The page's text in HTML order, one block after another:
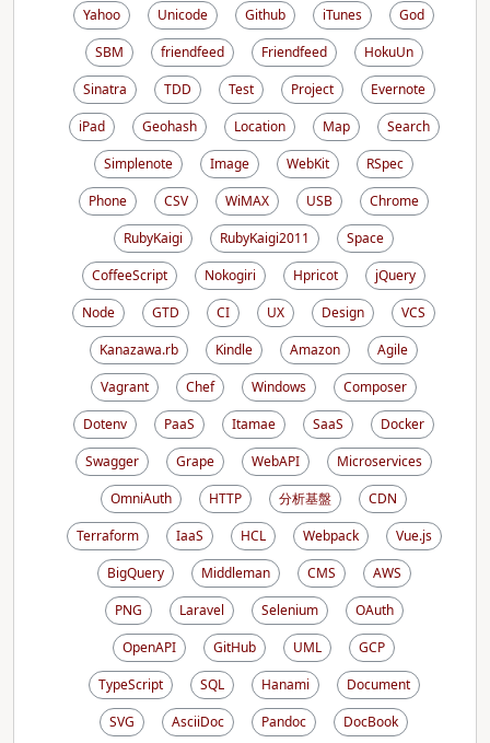
Yahoo
Unicode Github iTunes
God
SBM
friendfeed Friendfeed
HokuUn
Sinatra
TDD Test Project
Evernote
iPad
Geohash Location Map
Search
Simplenote
Image WebKit
RSpec
Phone
CSV WiMAX USB
Chrome
RubyKaigi
RubyKaigi2011
Space
CoffeeScript
Nokogiri Hpricot
jQuery
Node
GTD CI UX Design
VCS
Kanazawa.rb
Kindle Amazon
Agile
Vagrant
Chef Windows
Composer
Dotenv
PaaS Itamae SaaS
Docker
Swagger
Grape WebAPI
Microservices
OmniAuth
HTTP 分析基盤
CDN
Terraform
IaaS HCL Webpack
Vue.js
BigQuery
Middleman CMS
AWS
PNG
Laravel Selenium
OAuth
OpenAPI
GitHub UML
GCP
TypeScript
SQL Hanami
Document
SVG
AsciiDoc Pandoc DocBook